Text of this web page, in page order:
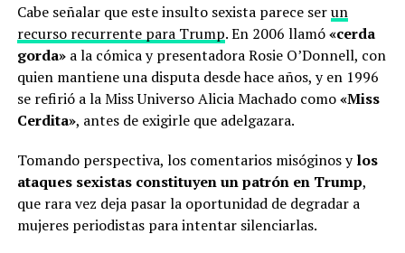
Cabe señalar que este insulto sexista parece serun
recurso recurrente para Trump. En 2006 llamó«cerda
gorda»a la cómica y presentadora Rosie O’Donnell, con
quien mantiene una disputa desde hace años, y en 1996
se refirió a la Miss Universo Alicia Machado como«Miss
Cerdita», antes de exigirle que adelgazara.
Tomando perspectiva, los comentarios misóginos ylos
ataques sexistas constituyen un patrón en Trump,
que rara vez deja pasar la oportunidad de degradar a
mujeres periodistas para intentar silenciarlas.